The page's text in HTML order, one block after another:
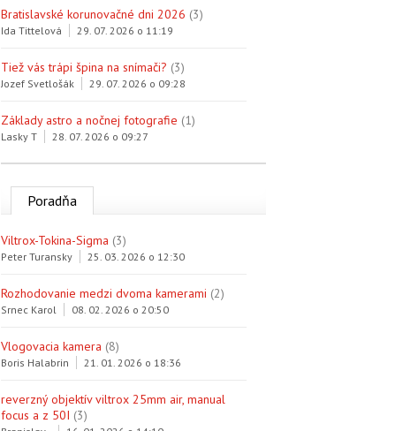
Bratislavské korunovačné dni 2026 (3)
Ida Tittelová 29. 07. 2026 o 11:19
Tiež vás trápi špina na snímači? (3)
Jozef Svetlošák 29. 07. 2026 o 09:28
Základy astro a nočnej fotografie (1)
Lasky T 28. 07. 2026 o 09:27
Poradňa
Viltrox-Tokina-Sigma (3)
Peter Turansky 25. 03. 2026 o 12:30
Rozhodovanie medzi dvoma kamerami (2)
Srnec Karol 08. 02. 2026 o 20:50
Vlogovacia kamera (8)
Boris Halabrin 21. 01. 2026 o 18:36
reverzný objektív viltrox 25mm air, manual
focus a z 50I (3)